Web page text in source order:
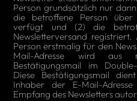
Person grundsätzlich nur
die betroffene Person über
verfügt und (2) die
Newsletterversand
Person erstmalig für den
Mail-Adresse wird aus
Bestätigungsmail im
Diese Bestätigungsmail
Inhaber der E-Mail-
Empfang des Newsletters